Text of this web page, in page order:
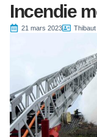
Incendie
21 mars 2023